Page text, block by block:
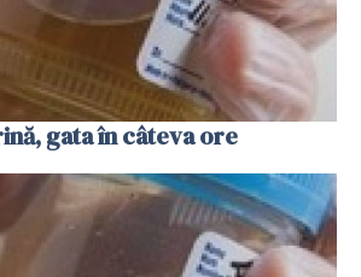
gata în câteva ore